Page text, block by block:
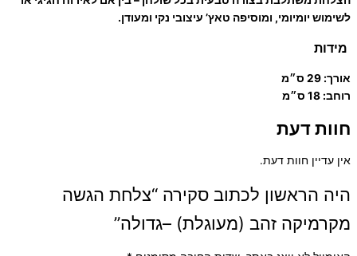
לשימוש יומיומי, ומוסיפה טאץ’ עיצובי נקי ומעודן.
מידות
אורך: 29 ס״מ
רוחב: 18 ס״מ
חוות דעת
אין עדיין חוות דעת.
היה הראשון לכתוב סקירה “צלחת הגשה
מקרמיקה זהב (מעוגלת) –גדולה”